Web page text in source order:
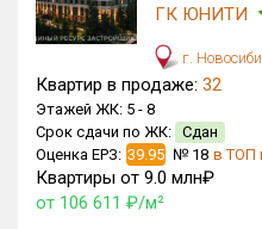
ГК ЮНИТИ
г.
Квартир в продаже: 32
Этажей ЖК: 5 - 8
Срок сдачи по ЖК: Сдан
Оценка ЕРЗ: 39.95 № 18 в ТОП
Квартиры от 9.0 млн₽
от 106 611 ₽/м²